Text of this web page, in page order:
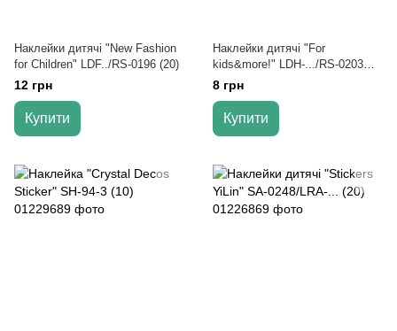
Наклейки дитячі "New Fashion
for Children" LDF../RS-0196 (20)
12 грн
Купити
Наклейки дитячі "For
kids&more!" LDH-.../RS-0203
(20)
8 грн
Купити